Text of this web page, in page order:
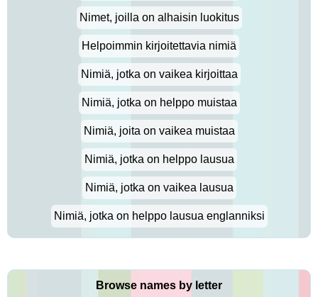
Nimet, joilla on alhaisin luokitus
Helpoimmin kirjoitettavia nimiä
Nimiä, jotka on vaikea kirjoittaa
Nimiä, jotka on helppo muistaa
Nimiä, joita on vaikea muistaa
Nimiä, jotka on helppo lausua
Nimiä, jotka on vaikea lausua
Nimiä, jotka on helppo lausua englanniksi
Browse names by letter